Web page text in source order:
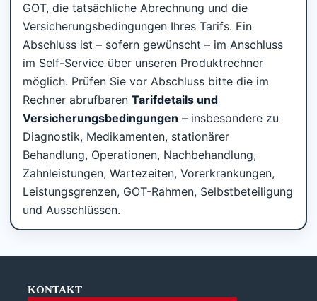
GOT, die tatsächliche Abrechnung und die
Versicherungsbedingungen Ihres Tarifs. Ein
Abschluss ist – sofern gewünscht – im Anschluss
im Self-Service über unseren Produktrechner
möglich. Prüfen Sie vor Abschluss bitte die im
Rechner abrufbaren Tarifdetails und
Versicherungsbedingungen – insbesondere zu
Diagnostik, Medikamenten, stationärer
Behandlung, Operationen, Nachbehandlung,
Zahnleistungen, Wartezeiten, Vorerkrankungen,
Leistungsgrenzen, GOT-Rahmen, Selbstbeteiligung
und Ausschlüssen.
KONTAKT